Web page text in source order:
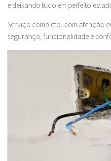
e deixando tudo em perfeito
Serviço completo, com atenção
segurança, funcionalidade e